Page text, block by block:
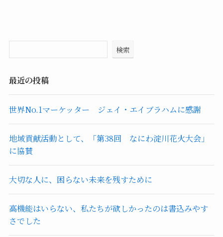
検索
最近の投稿
世界No.1マーケッター ジェイ・エイブラハムに感謝
地域貢献活動として、「第38回 なにわ淀川花火大会」
に協賛
大切な人に、困らない未来を残すために
高機能はいらない、私たちが欲しかったのは書込みやす
さでした